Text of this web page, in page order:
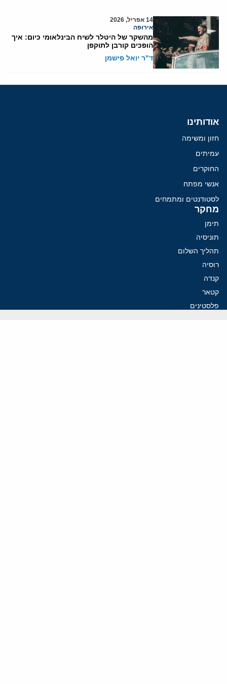
14 אפריל, 2026
אירופה
מהשקר של היטלר לשיח הבינלאומי כיום: איך
הופכים קורבן לתוקפן
ד"ר יואל פישמן
אודותינו
חזון ומשימה
עמיתים
החוקרים
אנשי מפתח
לסטודנטים ומתמחים
מחקר
תימן
תוניסיה
תהליך השלום
רוסיה
קנדה
קטאר
פלסטינים